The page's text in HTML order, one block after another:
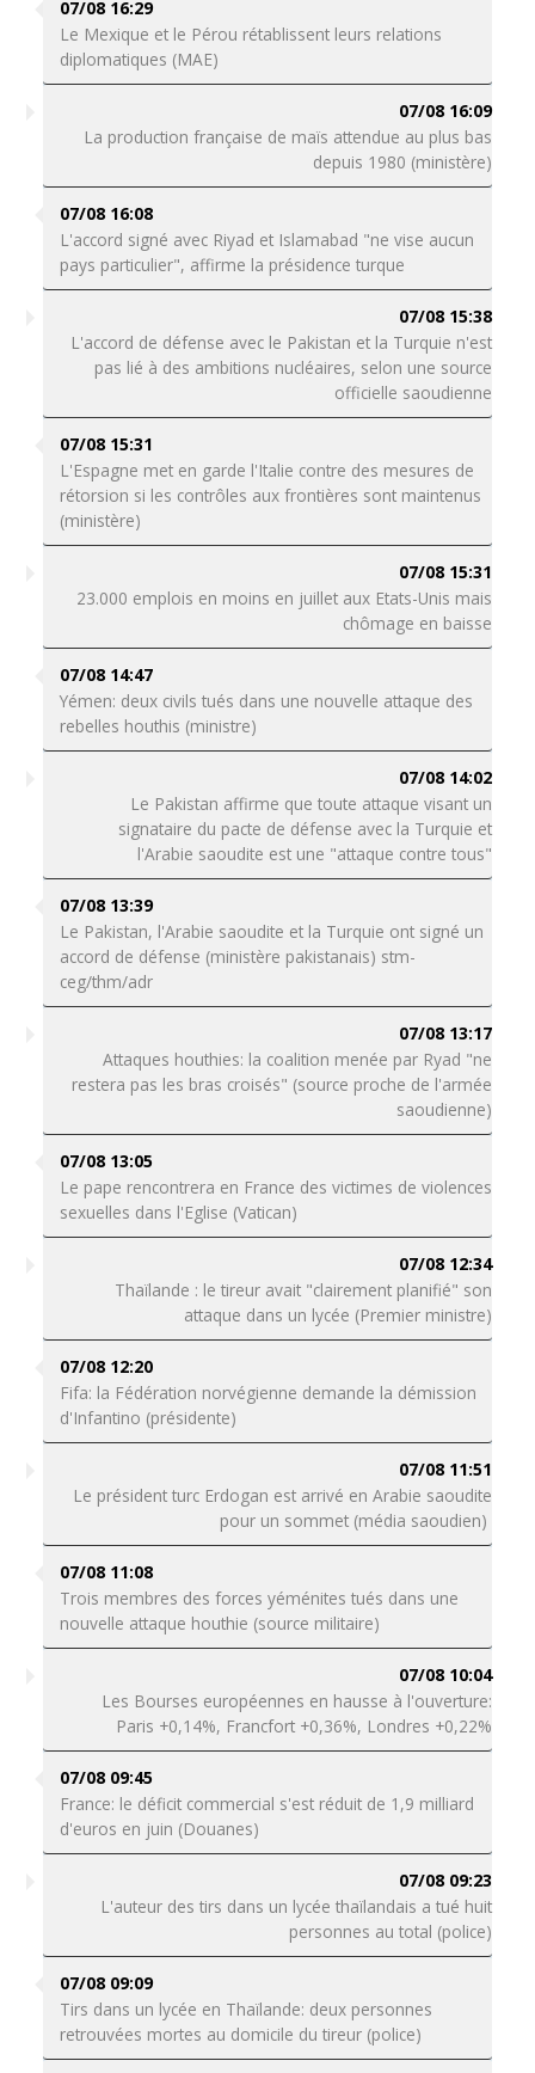
07/08 16:29
Le Mexique et le Pérou rétablissent leurs relations
diplomatiques (MAE)
07/08 16:09
La production française de maïs attendue au plus bas
depuis 1980 (ministère)
07/08 16:08
L'accord signé avec Riyad et Islamabad "ne vise aucun
pays particulier", affirme la présidence turque
07/08 15:38
L'accord de défense avec le Pakistan et la Turquie n'est
pas lié à des ambitions nucléaires, selon une source
officielle saoudienne
07/08 15:31
L'Espagne met en garde l'Italie contre des mesures de
rétorsion si les contrôles aux frontières sont maintenus
(ministère)
07/08 15:31
23.000 emplois en moins en juillet aux Etats-Unis mais
chômage en baisse
07/08 14:47
Yémen: deux civils tués dans une nouvelle attaque des
rebelles houthis (ministre)
07/08 14:02
Le Pakistan affirme que toute attaque visant un
signataire du pacte de défense avec la Turquie et
l'Arabie saoudite est une "attaque contre tous"
07/08 13:39
Le Pakistan, l'Arabie saoudite et la Turquie ont signé un
accord de défense (ministère pakistanais) stm-
ceg/thm/adr
07/08 13:17
Attaques houthies: la coalition menée par Ryad "ne
restera pas les bras croisés" (source proche de l'armée
saoudienne)
07/08 13:05
Le pape rencontrera en France des victimes de violences
sexuelles dans l'Eglise (Vatican)
07/08 12:34
Thaïlande : le tireur avait "clairement planifié" son
attaque dans un lycée (Premier ministre)
07/08 12:20
Fifa: la Fédération norvégienne demande la démission
d'Infantino (présidente)
07/08 11:51
Le président turc Erdogan est arrivé en Arabie saoudite
pour un sommet (média saoudien)
07/08 11:08
Trois membres des forces yéménites tués dans une
nouvelle attaque houthie (source militaire)
07/08 10:04
Les Bourses européennes en hausse à l'ouverture:
Paris +0,14%, Francfort +0,36%, Londres +0,22%
07/08 09:45
France: le déficit commercial s'est réduit de 1,9 milliard
d'euros en juin (Douanes)
07/08 09:23
L'auteur des tirs dans un lycée thaïlandais a tué huit
personnes au total (police)
07/08 09:09
Tirs dans un lycée en Thaïlande: deux personnes
retrouvées mortes au domicile du tireur (police)